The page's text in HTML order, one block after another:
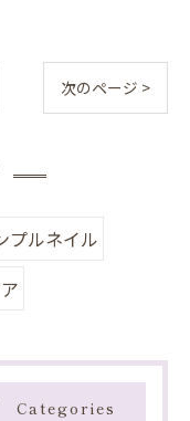
次のページ >
プルネイル
Categories